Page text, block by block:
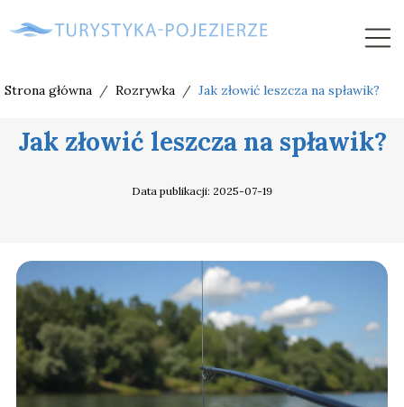
Strona główna / Rozrywka / Jak złowić leszcza na spławik?
Jak złowić leszcza na spławik?
Data publikacji: 2025-07-19